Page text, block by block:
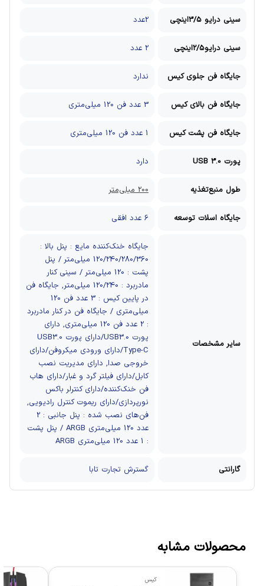
سینی درایو 3/5اینچی 2عدد
سینی درایو2/5اینچی 2 عدد
جایگاه فن جلوی کیس ندارد
جایگاه فن بالای کیس 3 عدد فن 120 میلی‌متری
جایگاه فن پشت کیس 1 عدد فن 120 میلی‌متری
پورت USB 3.0 دارد
طول منبع‌تغذیه 200 میلی‌متر
جایگاه اسلات توسعه 6 عدد افقي
سایر مشخصات
جایگاه خنک‌کننده مایع : پنل بالا :
120/240/280/360 میلی‌متر / پنل
پشت : 120 میلی‌متر / سینی کنار
مادربرد : 120/240 میلی‌متر, جایگاه فن
در پایین کیس : 3 عدد فن 120
میلی‌متری / جایگاه فن در کنار مادربرد
: 2 عدد فن 120 میلی‌متری, دارای
پورت USB3.0/دارای پورت USB3.0
Type-C/دارای ورودی میکروفن/دارای
خروجی صدا, دارای مدیریت نصب
کابل/دارای فیلتر گرد و غبار/دارای هاب
فن خنک‌کننده/دارای کنترلر باکس
نورپردازی/دارای ریموت کنترل رادیویی,
فن‌های نصب شده : پنل جانبی : 2
عدد 120 میلی‌متری ARGB / پنل پشت
: 1 عدد 120 میلی‌متری ARGB
گارانتی گسترش تجارت تابا
محصولات مشابه
کیس